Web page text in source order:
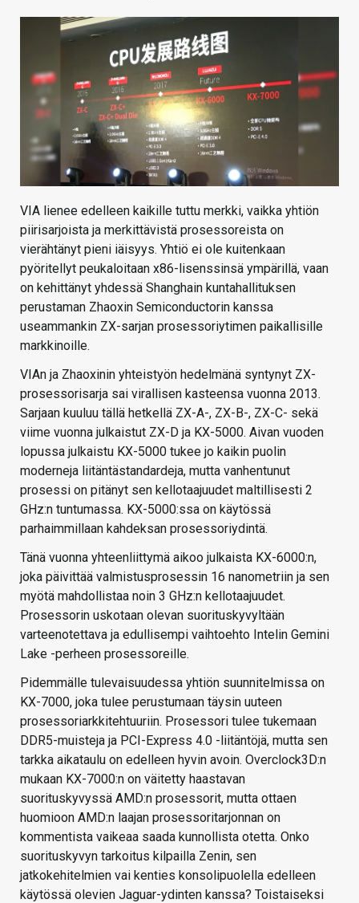
VAIHDA TEEMA
HAKU
VIA lienee edelleen kaikille tuttu merkki, vaikka yhtiön
piirisarjoista ja merkittävistä prosessoreista on
vierähtänyt pieni iäisyys. Yhtiö ei ole kuitenkaan
pyöritellyt peukaloitaan x86-lisenssinsä ympärillä, vaan
on kehittänyt yhdessä Shanghain kuntahallituksen
perustaman Zhaoxin Semiconductorin kanssa
useammankin ZX-sarjan prosessoriytimen paikallisille
markkinoille.
VIAn ja Zhaoxinin yhteistyön hedelmänä syntynyt ZX-
prosessorisarja sai virallisen kasteensa vuonna 2013.
Sarjaan kuuluu tällä hetkellä ZX-A-, ZX-B-, ZX-C- sekä
viime vuonna julkaistut ZX-D ja KX-5000. Aivan vuoden
lopussa julkaistu KX-5000 tukee jo kaikin puolin
moderneja liitäntästandardeja, mutta vanhentunut
prosessi on pitänyt sen kellotaajuudet maltillisesti 2
GHz:n tuntumassa. KX-5000:ssa on käytössä
parhaimmillaan kahdeksan prosessoriydintä.
Tänä vuonna yhteenliittymä aikoo julkaista KX-6000:n,
joka päivittää valmistusprosessin 16 nanometriin ja sen
myötä mahdollistaa noin 3 GHz:n kellotaajuudet.
Prosessorin uskotaan olevan suorituskyvyltään
varteenotettava ja edullisempi vaihtoehto Intelin Gemini
Lake -perheen prosessoreille.
Pidemmälle tulevaisuudessa yhtiön suunnitelmissa on
KX-7000, joka tulee perustumaan täysin uuteen
prosessoriarkkitehtuuriin. Prosessori tulee tukemaan
DDR5-muisteja ja PCI-Express 4.0 -liitäntöjä, mutta sen
tarkka aikataulu on edelleen hyvin avoin. Overclock3D:n
mukaan KX-7000:n on väitetty haastavan
suorituskyvyssä AMD:n prosessorit, mutta ottaen
huomioon AMD:n laajan prosessoritarjonnan on
kommentista vaikeaa saada kunnollista otetta. Onko
suorituskyvyn tarkoitus kilpailla Zenin, sen
jatkokehitelmien vai kenties konsolipuolella edelleen
käytössä olevien Jaguar-ydinten kanssa? Toistaiseksi